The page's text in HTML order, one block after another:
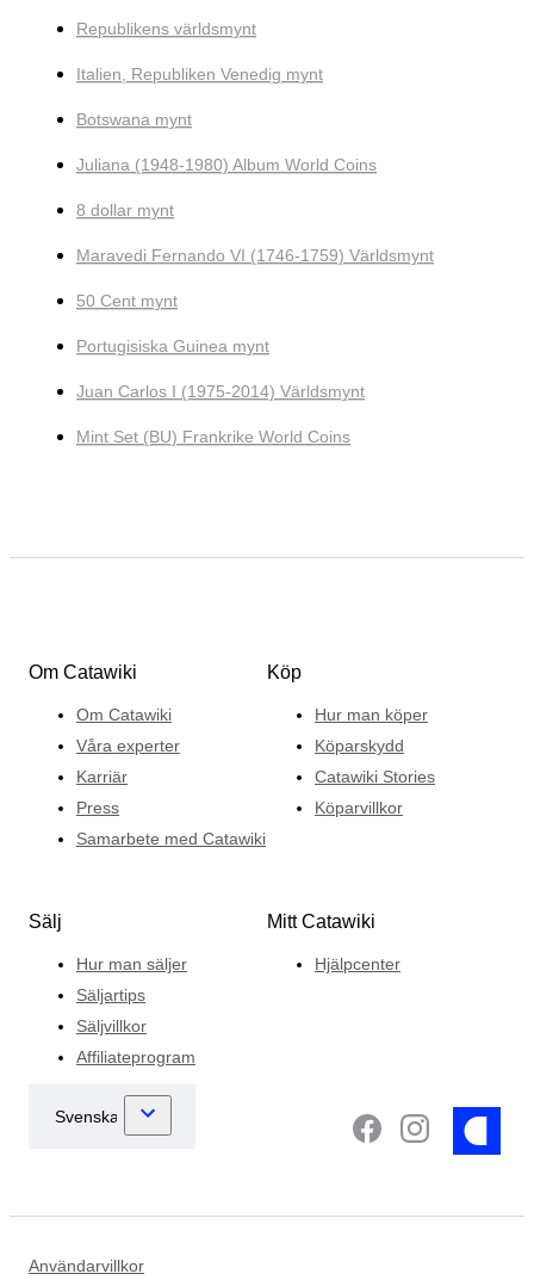
Republikens världsmynt
Italien, Republiken Venedig mynt
Botswana mynt
Juliana (1948-1980) Album World Coins
8 dollar mynt
Maravedi Fernando VI (1746-1759) Världsmynt
50 Cent mynt
Portugisiska Guinea mynt
Juan Carlos I (1975-2014) Världsmynt
Mint Set (BU) Frankrike World Coins
Om Catawiki
Om Catawiki
Våra experter
Karriär
Press
Samarbete med Catawiki
Köp
Hur man köper
Köparskydd
Catawiki Stories
Köparvillkor
Sälj
Hur man säljer
Säljartips
Säljvillkor
Affiliateprogram
Mitt Catawiki
Hjälpcenter
Användarvillkor